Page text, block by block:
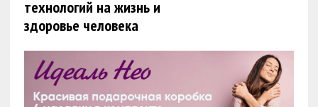
технологий на жизнь и
здоровье человека